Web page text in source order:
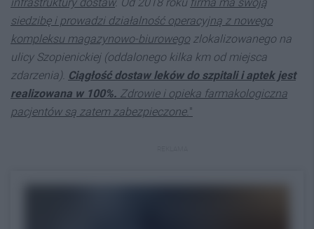
siedzibę i prowadzi działalność operacyjną z nowego
kompleksu magazynowo-biurowegozlokalizowanego na
ulicy Szopienickiej (oddalonego kilka km od miejsca
zdarzenia). Ciągłość dostaw leków do szpitali i aptek jest
realizowana w 100%. Zdrowie i opieka farmakologiczna
pacjentów są zatem zabezpieczone."